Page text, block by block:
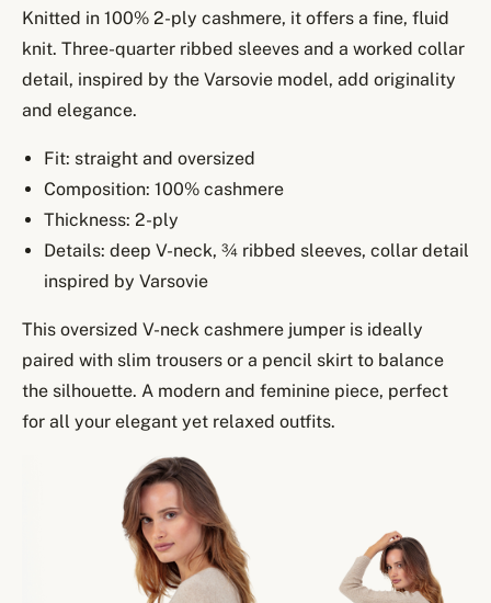
Knitted in 100% 2-ply cashmere, it offers a fine, fluid
knit. Three-quarter ribbed sleeves and a worked collar
detail, inspired by the Varsovie model, add originality
and elegance.
Fit: straight and oversized
Composition: 100% cashmere
Thickness: 2-ply
Details: deep V-neck, ¾ ribbed sleeves, collar detail
inspired by Varsovie
This oversized V-neck cashmere jumper is ideally
paired with slim trousers or a pencil skirt to balance
the silhouette. A modern and feminine piece, perfect
for all your elegant yet relaxed outfits.